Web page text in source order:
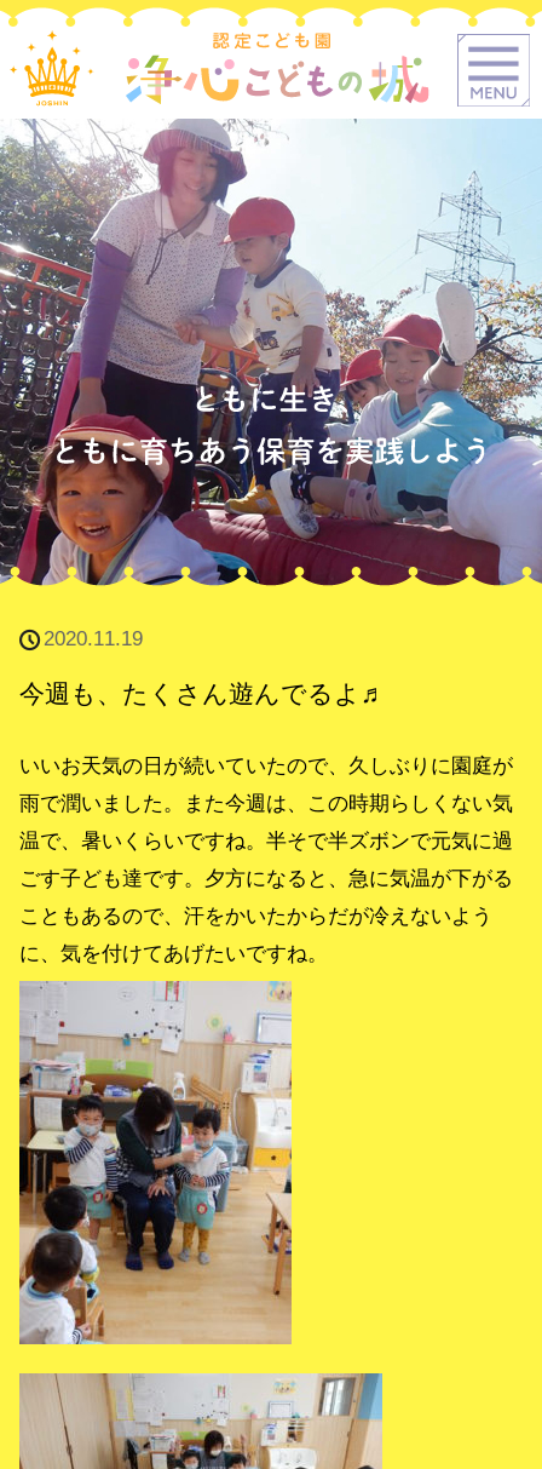
2020.11.19
今週も、たくさん遊んでるよ♬
いいお天気の日が続いていたので、久しぶりに園庭が
雨で潤いました。また今週は、この時期らしくない気
温で、暑いくらいですね。半そで半ズボンで元気に過
ごす子ども達です。夕方になると、急に気温が下がる
こともあるので、汗をかいたからだが冷えないよう
に、気を付けてあげたいですね。